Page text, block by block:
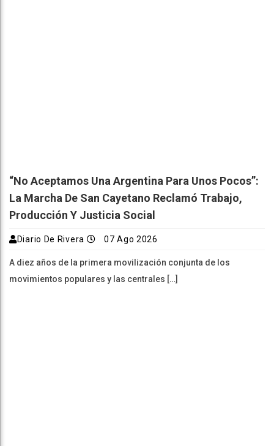
“No Aceptamos Una Argentina Para Unos Pocos”:
La Marcha De San Cayetano Reclamó Trabajo,
Producción Y Justicia Social
Diario De Rivera 07 Ago 2026
A diez años de la primera movilización conjunta de los
movimientos populares y las centrales […]